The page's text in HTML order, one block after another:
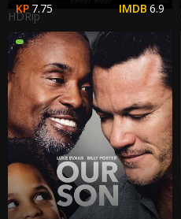
7.75 6.9
HDRip